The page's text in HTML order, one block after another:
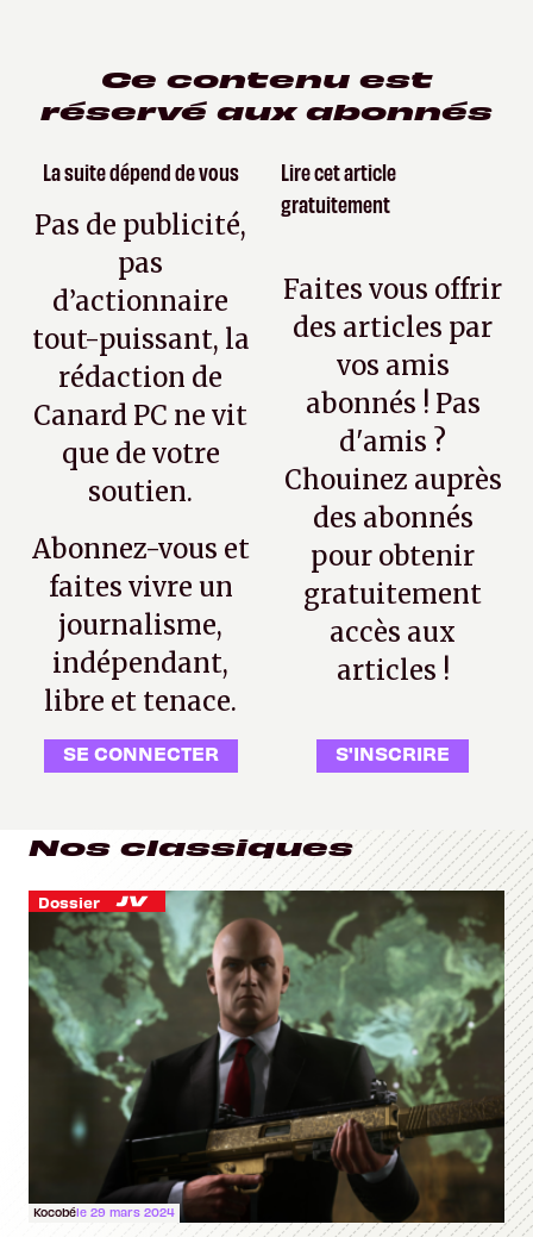
Ce contenu est
réservé aux abonnés
La suite dépend de vous
Pas de publicité,
pas
d’actionnaire
tout-puissant, la
rédaction de
Canard PC ne vit
que de votre
soutien.
Abonnez-vous et
faites vivre un
journalisme,
indépendant,
libre et tenace.
SE CONNECTER
Lire cet article
gratuitement
Faites vous offrir
des articles par
vos amis
abonnés ! Pas
d'amis ?
Chouinez auprès
des abonnés
pour obtenir
gratuitement
accès aux
articles !
S'INSCRIRE
Nos classiques
Dossier
Kocobéle 29 mars 2024